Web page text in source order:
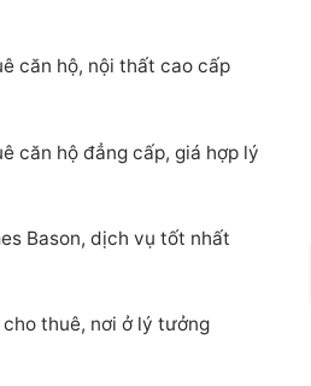
căn hộ, nội thất cao cấp
căn hộ đẳng cấp, giá hợp lý
Bason, dịch vụ tốt nhất
cho thuê, nơi ở lý tưởng